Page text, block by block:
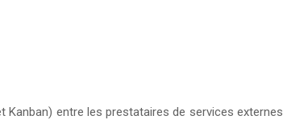
entre les prestataires de services externes